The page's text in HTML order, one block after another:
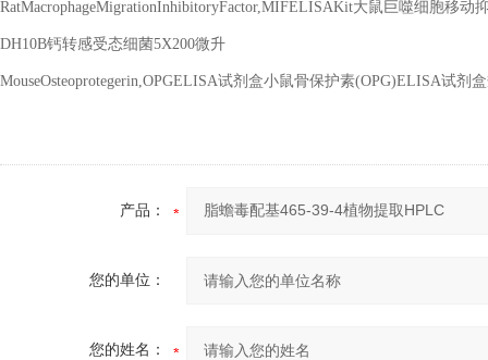
RatMacrophageMigrationInhibitoryFactor,MIFELISAKit大鼠巨噬细胞移
DH10B钙转感受态细菌5X200微升
MouseOsteoprotegerin,OPGELISA试剂盒小鼠骨保护素(OPG)ELISA试剂
产品：
您的单位：
您的姓名：